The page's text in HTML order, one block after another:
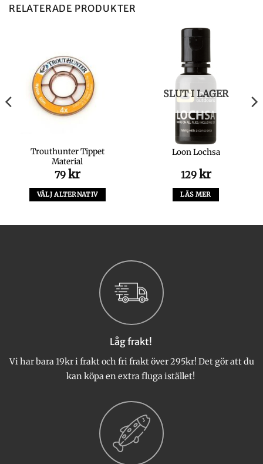
RELATERADE PRODUKTER
Trouthunter Tippet
Material
79 kr
VÄLJ ALTERNATIV
alternativen
produktsidan
SLUT I LAGER
Loon Lochsa
129 kr
LÄS MER
Låg frakt!
Vi har bara 19kr i frakt och fri frakt över 295kr! Det gör att du
kan köpa en extra fluga istället!